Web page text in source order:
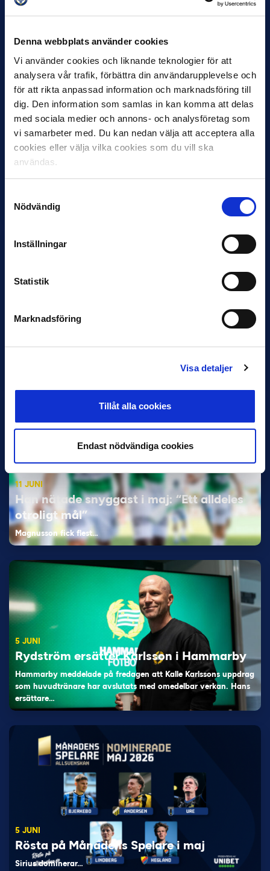
Denna webbplats använder cookies
Vi använder cookies och liknande teknologier för att
analysera vår trafik, förbättra din användarupplevelse och
för att rikta anpassad information och marknadsföring till
dig. Den information som samlas in kan komma att delas
med sociala medier och annons- och analysföretag som
vi samarbeter med. Du kan nedan välja att acceptera alla
cookies eller välja vilka cookies som du vill ska
användas.
Nödvändig
Inställningar
Statistik
Marknadsföring
Visa detaljer
Tillåt alla cookies
Endast nödvändiga cookies
30 JUNI
Helstrup ny tränare i Malmö FF
Inleder mot…
Samma vinnare som i…
VM-spelare med förflutet i Allsvenskan
och Superettan
11 JUNI
Han nätade snyggast i maj: “Ett alldeles
otroligt mål”
Magnusson fick flest…
5 JUNI
Rydström ersätter Karlsson i Hammarby
Hammarby meddelade på fredagen att Kalle Karlssons uppdrag
som huvudtränare har avslutats med omedelbar verkan. Hans
ersättare…
5 JUNI
Rösta på Månadens Spelare i maj
Sirius dominerar…